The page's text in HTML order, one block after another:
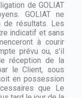
de GOLIAT
GOLIAT ne
de résultats. Les
indicatif et sans
à courir
prévu ou, s’il
réception de la
le Client, sous
en possession
que Le